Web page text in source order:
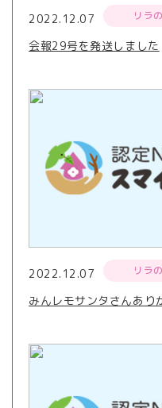
2022.12.07 リラ
会報29号を発送しました
2022.12.07 リラ
みんレモサンタさんあり